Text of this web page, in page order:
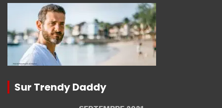
Sur Trendy Daddy